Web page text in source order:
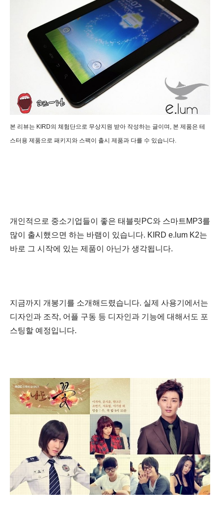
본 리뷰는 KIRD의 체험단으로 무상지원 받아 작성하는 글이며, 본 제품은 테
스터용 제품으로 패키지와 스팩이 출시 제품과 다를 수 있습니다.
개인적으로 중소기업들이 좋은 태블릿PC와 스마트MP3를
많이 출시했으면 하는 바램이 있습니다. KIRD e.lum K2는
바로 그 시작에 있는 제품이 아닌가 생각됩니다.
지금까지 개봉기를 소개해드렸습니다. 실제 사용기에서는
디자인과 조작, 어플 구동 등 디자인과 기능에 대해서도 포
스팅할 예정입니다.